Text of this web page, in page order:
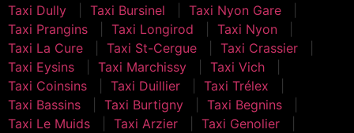
Taxi Dully
Taxi Bursinel
Taxi Nyon Gare
Taxi Prangins
Taxi Longirod
Taxi Nyon
Taxi La Cure
Taxi St-Cergue
Taxi Crassier
Taxi Eysins
Taxi Marchissy
Taxi Vich
Taxi Coinsins
Taxi Duillier
Taxi Trélex
Taxi Bassins
Taxi Burtigny
Taxi Begnins
Taxi Le Muids
Taxi Arzier
Taxi Genolier